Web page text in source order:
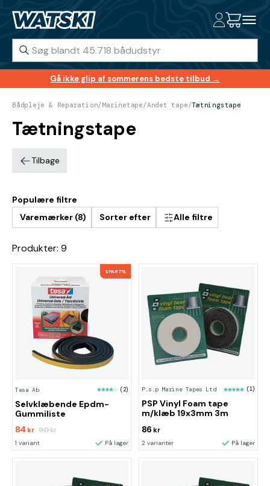
Gå ikke glip af sommerens bedste tilbud →
Bådpleje & Reparation/Marinetape/Andet tape/Tætningstape
Tætningstape
Tilbage
Populære filtre
Varemærker (8)
Sorter efter Alle filtre
Produkter: 9
SPAR 7%
Tesa Ab (2)
Selvklæbende Epdm­
Gummiliste
84 kr 90kr
1 variant På lager
P.s.p Marine Tapes Ltd (1)
PSP Vinyl Foam tape
m/klæb 19x3mm 3m
86 kr
2 varianter På lager